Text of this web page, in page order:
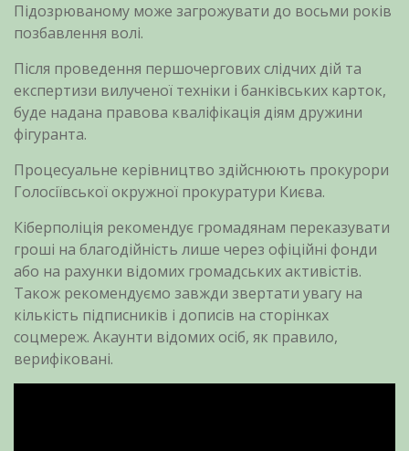
Підозрюваному може загрожувати до восьми років
позбавлення волі.
Після проведення першочергових слідчих дій та
експертизи вилученої техніки і банківських карток,
буде надана правова кваліфікація діям дружини
фігуранта.
Процесуальне керівництво здійснюють прокурори
Голосіївської окружної прокуратури Києва.
Кіберполіція рекомендує громадянам переказувати
гроші на благодійність лише через офіційні фонди
або на рахунки відомих громадських активістів.
Також рекомендуємо завжди звертати увагу на
кількість підписників і дописів на сторінках
соцмереж. Акаунти відомих осіб, як правило,
верифіковані.